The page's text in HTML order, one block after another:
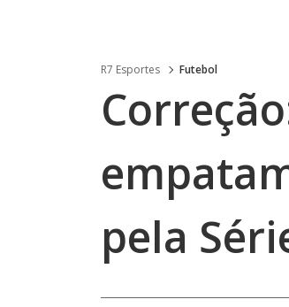
R7 Esportes Futebol
pela